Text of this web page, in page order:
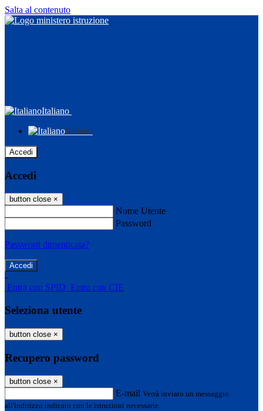
Salta al contenuto
Italiano
Italiano
Accedi
Accedi
button close ×
Nome Utente
Password
Password dimenticata?
-
Entra con SPID Entra con CIE
Seleziona utente
button close ×
Recupero password
button close ×
E-mail Verrà inviato un messaggio
all'indirizzo indicato con le istruzioni necessarie.